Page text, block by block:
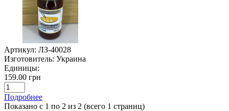
Артикул: ЛЗ-40028
Изготовитель: Украина
Единицы:
159.00 грн
Подробнее
Показано с 1 по 2 из 2 (всего 1 страниц)